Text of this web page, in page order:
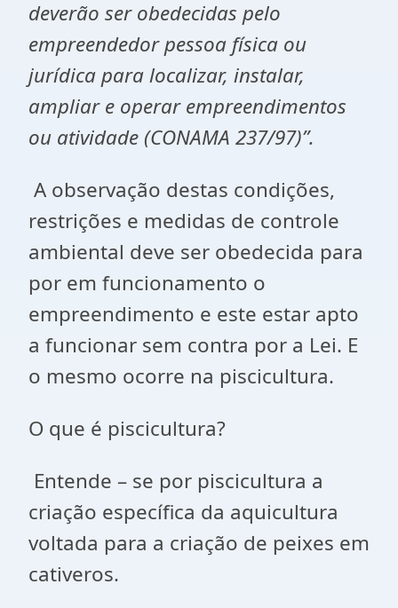
deverão ser obedecidas pelo
empreendedor pessoa física ou
jurídica para localizar, instalar,
ampliar e operar empreendimentos
ou atividade (CONAMA 237/97)”.
A observação destas condições,
restrições e medidas de controle
ambiental deve ser obedecida para
por em funcionamento o
empreendimento e este estar apto
a funcionar sem contra por a Lei. E
o mesmo ocorre na piscicultura.
O que é piscicultura?
Entende – se por piscicultura a
criação específica da aquicultura
voltada para a criação de peixes em
cativeros.